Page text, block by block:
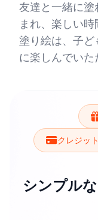
友達と一緒に塗
まれ、楽しい
塗り絵は、子
に楽しんでいた
クレジッ
シンプル